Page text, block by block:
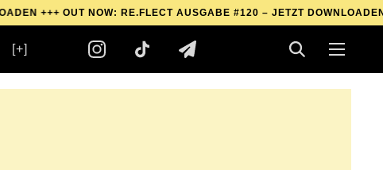
OUT NOW: RE.FLECT AUSGABE #120 – JETZT DOWNLOADEN +++
[+]